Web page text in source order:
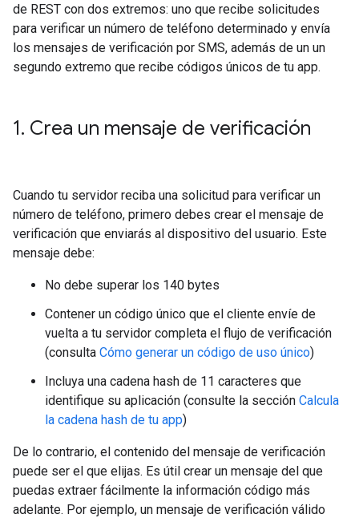
de REST con dos extremos: uno que recibe solicitudes
para verificar un número de teléfono determinado y envía
los mensajes de verificación por SMS, además de un un
segundo extremo que recibe códigos únicos de tu app.
1. Crea un mensaje de verificación
Cuando tu servidor reciba una solicitud para verificar un
número de teléfono, primero debes crear el mensaje de
verificación que enviarás al dispositivo del usuario. Este
mensaje debe:
No debe superar los 140 bytes
Contener un código único que el cliente envíe de
vuelta a tu servidor completa el flujo de verificación
(consulta Cómo generar un código de uso único)
Incluya una cadena hash de 11 caracteres que
identifique su aplicación (consulte la sección Calcula
la cadena hash de tu app)
De lo contrario, el contenido del mensaje de verificación
puede ser el que elijas. Es útil crear un mensaje del que
puedas extraer fácilmente la información código más
adelante. Por ejemplo, un mensaje de verificación válido